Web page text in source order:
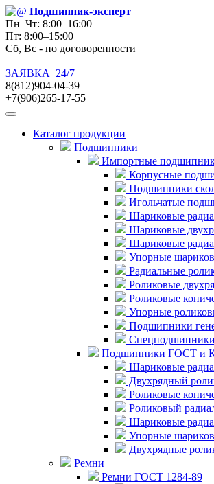
Подшипник-эксперт
Пн–Чт: 8:00–16:00
Пт: 8:00–15:00
Сб, Вс - по договоренности
ЗАЯВКА
24/7
8(812)904-04-39
+7(906)265-17-55
Каталог продукции
Подшипники
Импортные
Корпусные
Подшипники
Игольчатые
Шариковые
Шариковые
Шариковые
Упорные
Радиальные
Роликовые
Роликовые
Упорные
Подшипники
Спецподшипники
Подшипники ГОСТ и
Шариковые
Двухрядный
Роликовые
Роликовый
Шариковые
Упорные
Двухрядные
Ремни
Ремни ГОСТ 1284-89